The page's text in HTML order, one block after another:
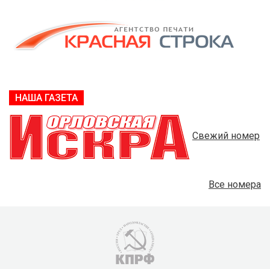
НАША ГАЗЕТА
Свежий номер
Все номера